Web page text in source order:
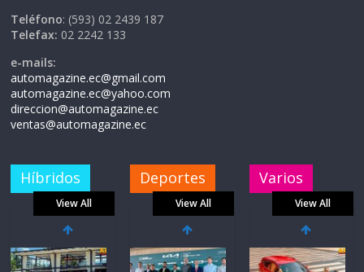
Teléfono: (593) 02 2439 187
Telefax: 02 2242 133
e-mails:
automagazine.ec@gmail.com
automagazine.ec@yahoo.com
direccion@automagazine.ec
ventas@automagazine.ec
Híbridos
View All
Deportes
View All
Varios
View All